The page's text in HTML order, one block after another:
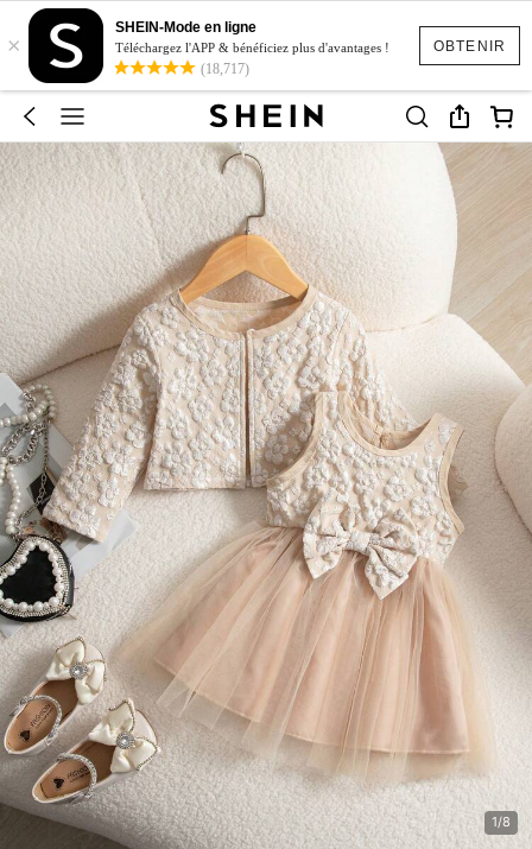
OBTENIR
×
SHEIN-Mode en ligne
Téléchargez l'APP & bénéficiez plus d'avantages !
(18,717)
1/8